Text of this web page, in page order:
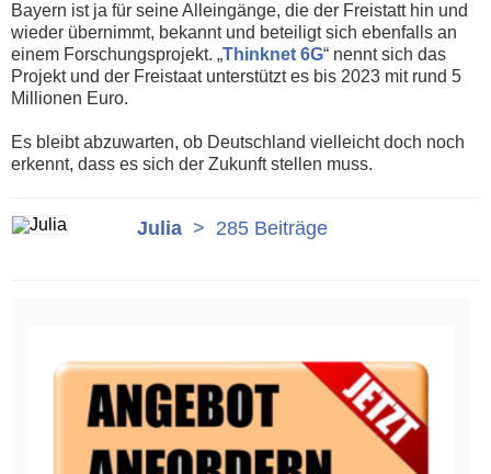
Bayern ist ja für seine Alleingänge, die der Freistatt hin und
wieder übernimmt, bekannt und beteiligt sich ebenfalls an
einem Forschungsprojekt. „Thinknet 6G“ nennt sich das
Projekt und der Freistaat unterstützt es bis 2023 mit rund 5
Millionen Euro.
Es bleibt abzuwarten, ob Deutschland vielleicht doch noch
erkennt, dass es sich der Zukunft stellen muss.
Julia > 285 Beiträge